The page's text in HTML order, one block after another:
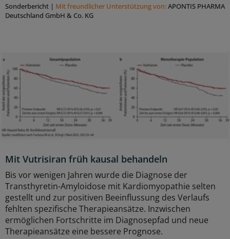
Sonderbericht | Mit freundlicher Unterstützung von:APONTIS PHARMA
Deutschland GmbH & Co. KG
Mit Vutrisiran früh kausal behandeln
Bis vor wenigen Jahren wurde die Diagnose der
Transthyretin-Amyloidose mit Kardiomyopathie selten
gestellt und zur positiven Beeinflussung des Verlaufs
fehlten spezifische Therapieansätze. Inzwischen
ermöglichen Fortschritte im Diagnosepfad und neue
Therapieansätze eine bessere Prognose.